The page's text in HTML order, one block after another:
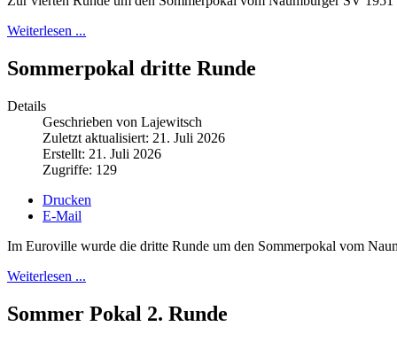
Weiterlesen ...
Sommerpokal dritte Runde
Details
Geschrieben von Lajewitsch
Zuletzt aktualisiert: 21. Juli 2026
Erstellt: 21. Juli 2026
Zugriffe: 129
Drucken
E-Mail
Im Euroville wurde die dritte Runde um den Sommerpokal vom
Weiterlesen ...
Sommer Pokal 2. Runde